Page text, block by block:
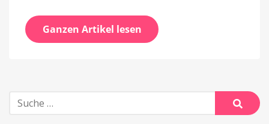
Ganzen Artikel lesen
Suche
nach:
Suche